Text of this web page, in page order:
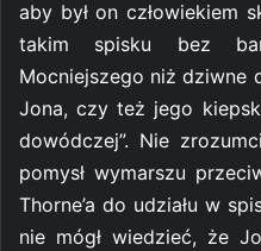
aby był on człowiekiem
takim spisku bez
Mocniejszego niż dziwne
Jona, czy też jego
dowódczej”. Nie
pomysł wymarszu
Thorne’a do udziału w
nie mógł wiedzieć, że